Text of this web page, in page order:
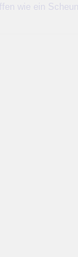
wie ein